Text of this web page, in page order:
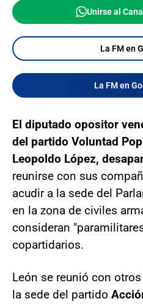
Unirse al
La FM en
La FM en
El diputado opositor
del partido Voluntad
Leopoldo López,
reunirse con sus
acudir a la sede del
en la zona de civiles
consideran
copartidarios.
León se reunió con
la sede del partido